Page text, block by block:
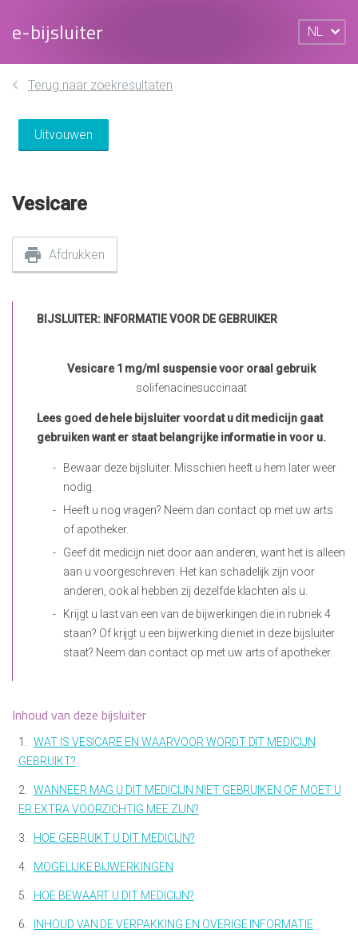
e-bijsluiter NL
Terug naar zoekresultaten
Uitvouwen
Vesicare
Afdrukken
BIJSLUITER: INFORMATIE VOOR DE GEBRUIKER
Vesicare 1 mg/ml suspensie voor oraal gebruik
solifenacinesuccinaat
Lees goed de hele bijsluiter voordat u dit medicijn gaat
gebruiken want er staat belangrijke informatie in voor u.
Bewaar deze bijsluiter. Misschien heeft u hem later weer
nodig.
Heeft u nog vragen? Neem dan contact op met uw arts
of apotheker.
Geef dit medicijn niet door aan anderen, want het is alleen
aan u voorgeschreven. Het kan schadelijk zijn voor
anderen, ook al hebben zij dezelfde klachten als u.
Krijgt u last van een van de bijwerkingen die in rubriek 4
staan? Of krijgt u een bijwerking die niet in deze bijsluiter
staat? Neem dan contact op met uw arts of apotheker.
Inhoud van deze bijsluiter
1.
WAT IS VESICARE EN WAARVOOR WORDT DIT MEDICIJN
GEBRUIKT?
2.
WANNEER MAG U DIT MEDICIJN NIET GEBRUIKEN OF MOET U
ER EXTRA VOORZICHTIG MEE ZIJN?
3. HOE GEBRUIKT U DIT MEDICIJN?
4. MOGELIJKE BIJWERKINGEN
5. HOE BEWAART U DIT MEDICIJN?
6. INHOUD VAN DE VERPAKKING EN OVERIGE INFORMATIE